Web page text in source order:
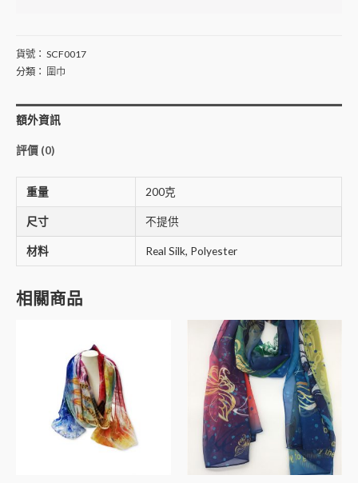
貨號： SCF0017
分類： 圍巾
額外資訊
評價 (0)
重量 200克
尺寸 不提供
材料 Real Silk, Polyester
相關商品